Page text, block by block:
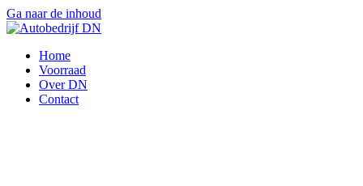
Ga naar de inhoud
Home
Voorraad
Over DN
Contact